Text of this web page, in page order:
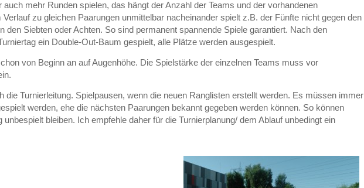
mehr Runden spielen, das hängt der Anzahl der Teams und der vorhandenen
zu gleichen Paarungen unmittelbar nacheinander spielt z.B. der Fünfte nicht gegen den
den Siebten oder Achten. So sind permanent spannende Spiele garantiert. Nach den
ein Double-Out-Baum gespielt, alle Plätze werden ausgespielt.
von Beginn an auf Augenhöhe. Die Spielstärke der einzelnen Teams muss vor
die Turnierleitung. Spielpausen, wenn die neuen Ranglisten erstellt werden. Es müssen immer
werden, ehe die nächsten Paarungen bekannt gegeben werden können. So können
bleiben. Ich empfehle daher für die Turnierplanung/ dem Ablauf unbedingt ein